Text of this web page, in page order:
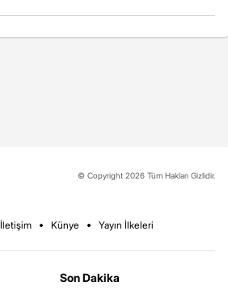
© Copyright 2026 Tüm Hakları Gizlidir.
İletişim Künye Yayın İlkeleri
Son Dakika